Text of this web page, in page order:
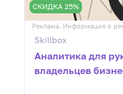
СКИДКА 25%
Реклама. Информация о
Skillbox
Аналитика для
владельцев